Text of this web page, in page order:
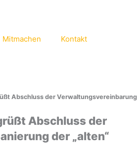
Mitmachen Kontakt
Abschluss der
Abschluss der
der „alten“